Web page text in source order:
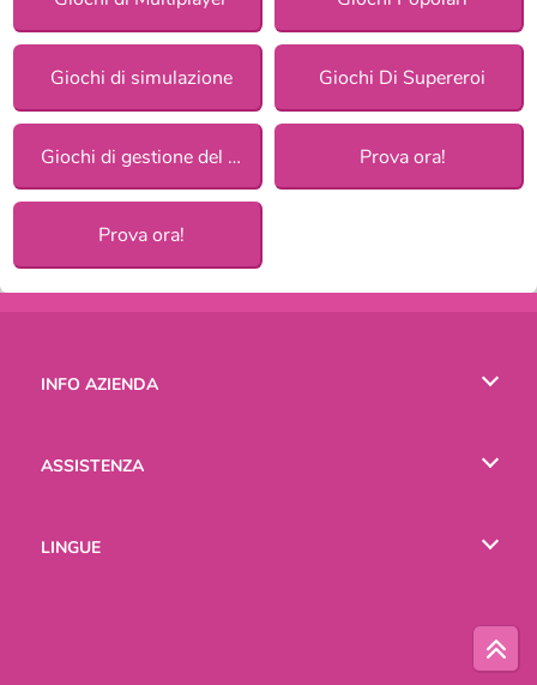
Giochi di simulazione Giochi Di Supereroi
Giochi di gestione del tempo Prova ora!
Prova ora!
INFO AZIENDA
ASSISTENZA
LINGUE